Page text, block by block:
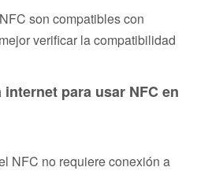
son compatibles con
verificar la compatibilidad
para usar NFC en
NFC no requiere conexión a